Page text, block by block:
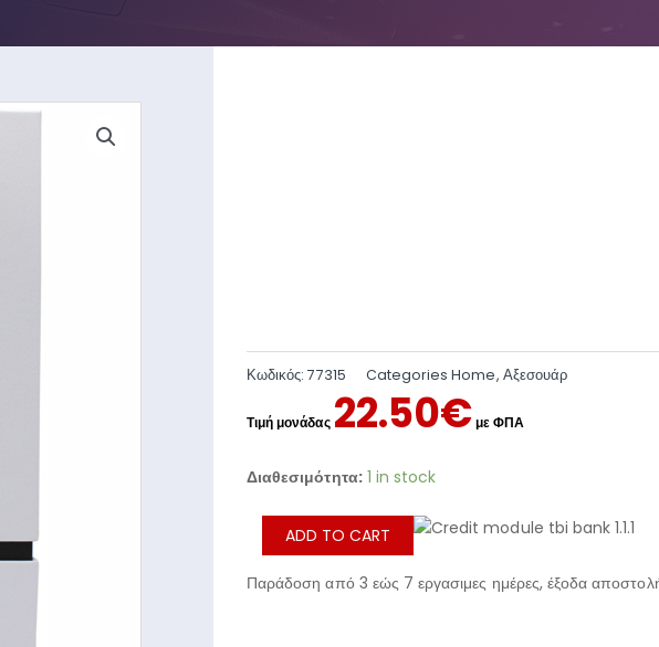
Κωδικός:77315 Categories Home, Αξεσουάρ
22.50€
Διαθεσιμότητα: 1 in stock
ADD TO CART
Παράδοση από 3 εώς 7 εργασιμες ημέρες, έξοδα